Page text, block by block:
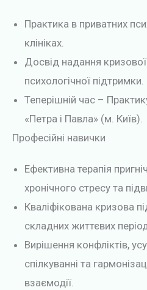
Практика в приватних
клініках.
Досвід надання
психологічної підтримки.
Теперішній час –
«Петра і Павла» (м. Київ).
Професійні навички
Ефективна терапія
хронічного стресу та
Кваліфікована кризова
складних життєвих
Вирішення конфліктів,
спілкуванні та
взаємодії.